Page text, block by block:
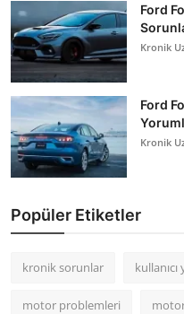
Ford
Kronik
Ford
Kronik
Popüler Etiketler
kronik sorunlar
motor problemleri motor